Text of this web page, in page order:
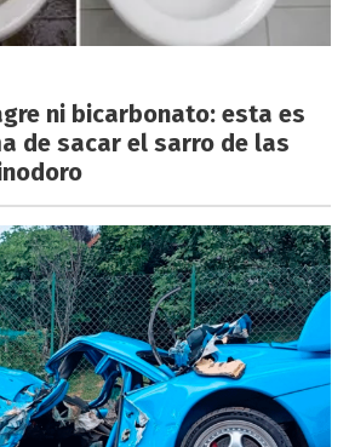
ni bicarbonato: esta es
de sacar el sarro de las